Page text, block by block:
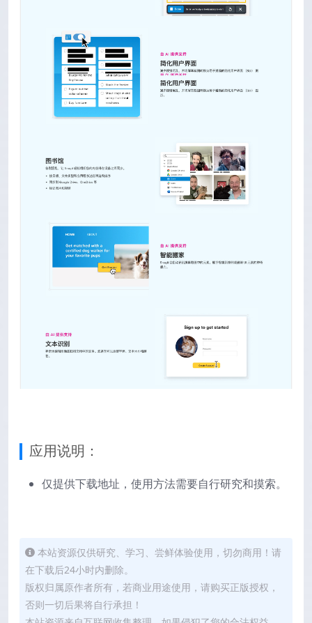
应用说明：
仅提供下载地址，使用方法需要自行研究和摸索。
本站资源仅供研究、学习、尝鲜体验使用，切勿商用！请
在下载后24小时内删除。
版权归属原作者所有，若商业用途使用，请购买正版授权，
否则一切后果将自行承担！